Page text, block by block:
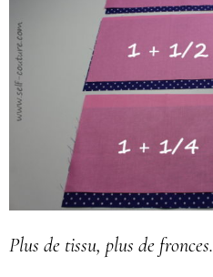
Plus de tissu, plus de fronces.